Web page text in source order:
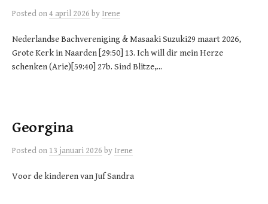
Posted on4 april 2026 by Irene
Nederlandse Bachvereniging & Masaaki Suzuki29 maart 2026,
Grote Kerk in Naarden [29:50] 13. Ich will dir mein Herze
schenken (Arie)[59:40] 27b. Sind Blitze,...
Georgina
Posted on 13 januari 2026 by Irene
Voor de kinderen van Juf Sandra